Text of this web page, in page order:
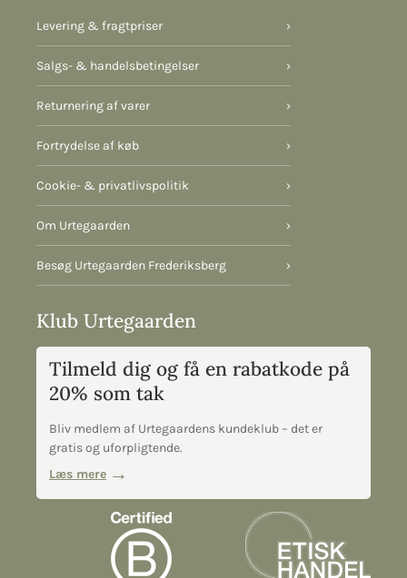
Levering & fragtpriser ›
Salgs- & handelsbetingelser ›
Returnering af varer ›
Fortrydelse af køb ›
Cookie- & privatlivspolitik ›
Om Urtegaarden ›
Besøg Urtegaarden Frederiksberg ›
Klub Urtegaarden
Tilmeld dig og få en rabatkode på
20% som tak
Bliv medlem af Urtegaardens kundeklub – det er
gratis og uforpligtende.
Læs mere